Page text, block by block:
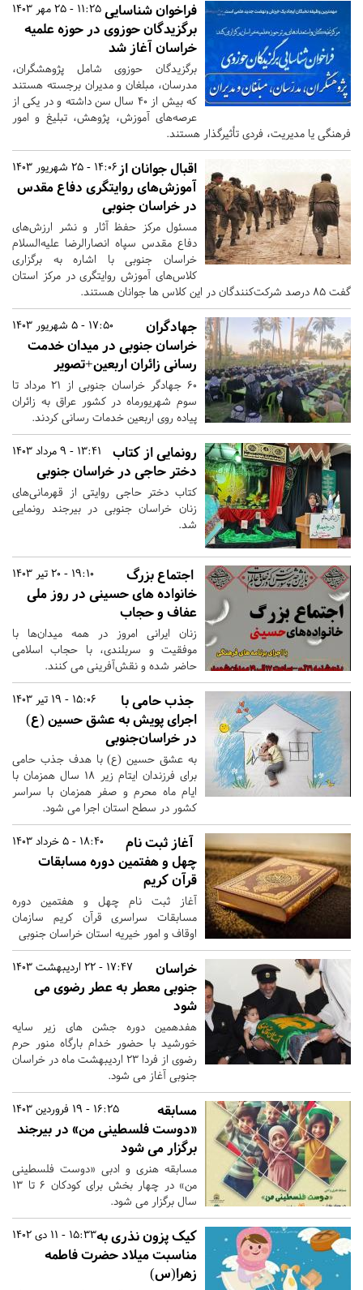
11:25 - 25 مهر 1403 فراخوان شناسایی
برگزیدگان حوزوی در حوزه علمیه
خراسان آغاز شد
برگزیدگان حوزوی شامل پژوهشگران،
مدرسان، مبلغان و مدیران برجسته هستند
که بیش از ۴۰ سال سن داشته و در یکی از
عرصه‌های آموزش، پژوهش، تبلیغ و امور
فرهنگی یا مدیریت، فردی تأثیرگذار هستند.
14:06 - 25 شهریور 1403 اقبال جوانان از
آموزش‌های روایتگری دفاع مقدس
در خراسان جنوبی
مسئول مرکز حفظ آثار و نشر ارزش‌های
دفاع مقدس سپاه انصارالرضا علیه‌السلام
خراسان جنوبی با اشاره به برگزاری
کلاس‌های آموزش روایتگری در مرکز استان
گفت 85 درصد شرکت‌کنندگان در این کلاس ها جوانان هستند.
17:50 - 5 شهریور 1403
جهادگران
خراسان جنوبی در میدان خدمت
رسانی زائران اربعین+تصویر
۶۰ جهادگر خراسان جنوبی از ۲۱ مرداد تا
سوم شهریورماه در کشور عراق به زائران
پیاده روی اربعین خدمات رسانی کردند.
13:41 - 9 مرداد 1403
رونمایی از کتاب
دختر حاجی در خراسان جنوبی
کتاب دختر حاجی روایتی از قهرمانی‌های
زنان خراسان جنوبی در بیرجند رونمایی
شد.
19:10 - 20 تیر 1403
اجتماع بزرگ
خانواده های حسینی در روز ملی
عفاف و حجاب
زنان ایرانی امروز در همه میدان‌ها با
موفقیت و سربلندی، با حجاب اسلامی
حاضر شده و نقش‌آفرینی می‌ کنند.
15:06 - 19 تیر 1403
جذب حامی با
اجرای پویش به عشق حسین (ع)
در خراسان‌جنوبی
به عشق حسین (ع) با هدف جذب حامی
برای فرزندان ایتام زیر ۱۸ سال همزمان با
ایام ماه محرم و صفر همزمان با سراسر
کشور در سطح استان اجرا می شود.
18:40 - 5 خرداد 1403
آغاز ثبت نام
چهل و هفتمین دوره مسابقات
قرآن کریم
آغاز ثبت نام چهل و هفتمین دوره
مسابقات سراسری قرآن کریم سازمان
اوقاف و امور خیریه استان خراسان جنوبی
17:47 - 22 اردیبهشت 1403
خراسان
جنوبی معطر به عطر رضوی می
شود
هفدهمین دوره جشن های زیر سایه
خورشید با حضور خدام بارگاه منور حرم
رضوی از فردا ۲۳ اردیبهشت ماه در خراسان
جنوبی آغاز می شود.
16:25 - 19 فروردین 1403
مسابقه
«دوست فلسطینی من» در بیرجند
برگزار می شود
مسابقه هنری و ادبی «دوست فلسطینی
من» در چهار بخش برای کودکان ۶ تا ۱۳
سال برگزار می شود.
15:33 - 11 دی 1402کیک پزون نذری به
مناسبت میلاد حضرت فاطمه
زهرا(س)